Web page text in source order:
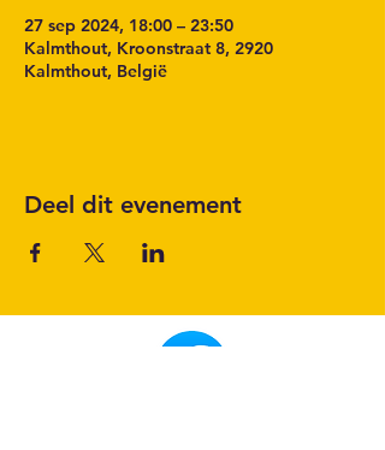
27 sep 2024, 18:00 – 23:50
Kalmthout, Kroonstraat 8, 2920
Kalmthout, België
Deel dit evenement